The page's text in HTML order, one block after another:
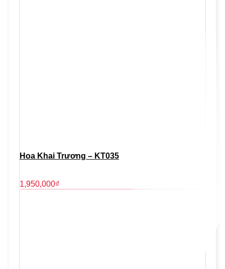
Hoa Khai Trương – KT035
1,950,000₫